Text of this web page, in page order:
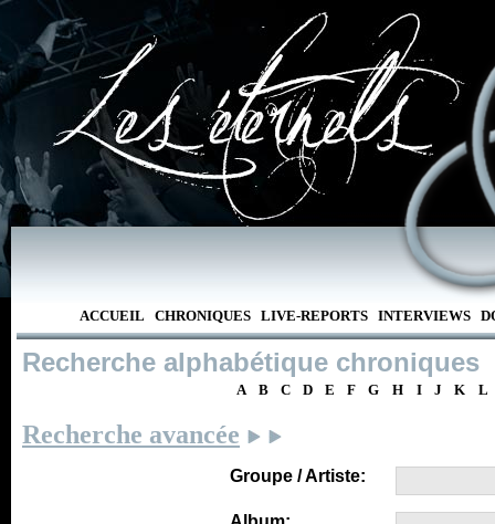
ACCUEIL CHRONIQUES LIVE-REPORTS INTERVIEWS
Recherche alphabétique chroniques
A B C D E F G H I J K L
Recherche avancée
Groupe / Artiste: